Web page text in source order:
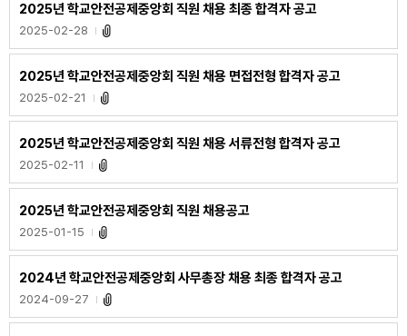
2025년 학교안전공제중앙회 직원 채용 최종 합격자 공고
2025-02-28
2025년 학교안전공제중앙회 직원 채용 면접전형 합격자 공고
2025-02-21
2025년 학교안전공제중앙회 직원 채용 서류전형 합격자 공고
2025-02-11
2025년 학교안전공제중앙회 직원 채용공고
2025-01-15
2024년 학교안전공제중앙회 사무총장 채용 최종 합격자 공고
2024-09-27